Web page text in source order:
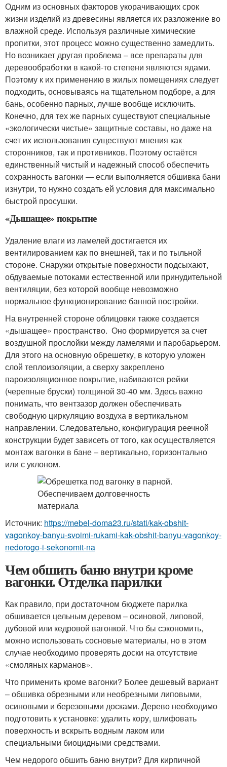
Одним из основных факторов укорачивающих срок
жизни изделий из древесины является их разложение во
влажной среде. Используя различные химические
пропитки, этот процесс можно существенно замедлить.
Но возникает другая проблема – все препараты для
деревообработки в какой-то степени являются ядами.
Поэтому к их применению в жилых помещениях следует
подходить, основываясь на тщательном подборе, а для
бань, особенно парных, лучше вообще исключить.
Конечно, для тех же парных существуют специальные
«экологически чистые» защитные составы, но даже на
счет их использования существуют мнения как
сторонников, так и противников. Поэтому остаётся
единственный чистый и надежный способ обеспечить
сохранность вагонки — если выполняется обшивка бани
изнутри, то нужно создать ей условия для максимально
быстрой просушки.
«Дышащее» покрытие
Удаление влаги из ламелей достигается их
вентилированием как по внешней, так и по тыльной
стороне. Снаружи открытые поверхности подсыхают,
обдуваемые потоками естественной или принудительной
вентиляции, без которой вообще невозможно
нормальное функционирование банной постройки.
На внутренней стороне облицовки также создается
«дышащее» пространство. Оно формируется за счет
воздушной прослойки между ламелями и паробарьером.
Для этого на основную обрешетку, в которую уложен
слой теплоизоляции, а сверху закреплено
пароизоляционное покрытие, набиваются рейки
(черепные бруски) толщиной 30-40 мм. Здесь важно
понимать, что вентзазор должен обеспечивать
свободную циркуляцию воздуха в вертикальном
направлении. Следовательно, конфигурация реечной
конструкции будет зависеть от того, как осуществляется
монтаж вагонки в бане – вертикально, горизонтально
или с уклоном.
Источник: https://mebel-doma23.ru/stati/kak-obshit-
vagonkoy-banyu-svoimi-rukami-kak-obshit-banyu-vagonkoy-
nedorogo-i-sekonomit-na
Чем обшить баню внутри кроме
вагонки. Отделка парилки
Как правило, при достаточном бюджете парилка
обшивается цельным деревом – осиновой, липовой,
дубовой или кедровой вагонкой. Что бы сэкономить,
можно использовать сосновые материалы, но в этом
случае необходимо проверять доски на отсутствие
«смоляных карманов».
Что применить кроме вагонки? Более дешевый вариант
– обшивка обрезными или необрезными липовыми,
осиновыми и березовыми досками. Дерево необходимо
подготовить к установке: удалить кору, шлифовать
поверхность и вскрыть водным лаком или
специальными биоцидными средствами.
Чем недорого обшить баню внутри? Для кирпичной